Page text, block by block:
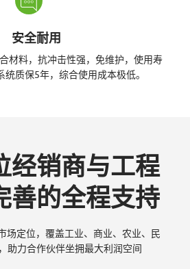
安全耐用
材料，抗冲击性强，免维护，使用寿
质保5年，综合使用成本极低。
经销商与工程
善的全程支持
场定位，覆盖工业、商业、农业、民
助力合作伙伴坐拥最大利润空间